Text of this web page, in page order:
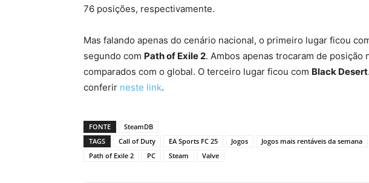
76 posições, respectivamente.
Mas falando apenas do cenário nacional, o primeiro lugar ficou
segundo com Path of Exile 2. Ambos apenas trocaram de posição
comparados com o global. O terceiro lugar ficou com Black Desert
conferir neste link.
FONTE
SteamDB
TAGS
Call of Duty EA Sports FC 25 Jogos Jogos mais rentáveis da semana
Path of Exile 2
PC Steam Valve